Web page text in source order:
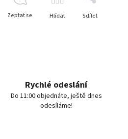
Zeptat se Hlídat Sdílet
Rychlé odeslání
Do 11:00 objednáte, ještě dnes
odesíláme!